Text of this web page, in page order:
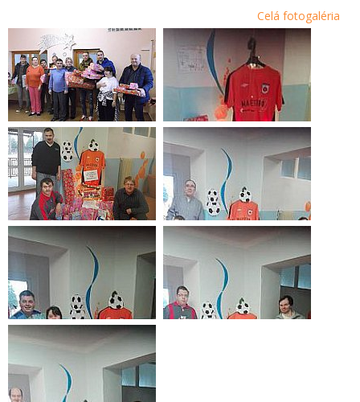
Celá fotogaléria